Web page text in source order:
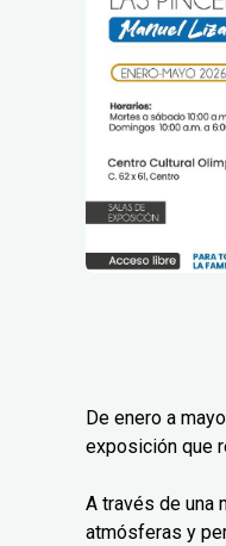
De enero a
exposición que
A través de una
atmósferas y